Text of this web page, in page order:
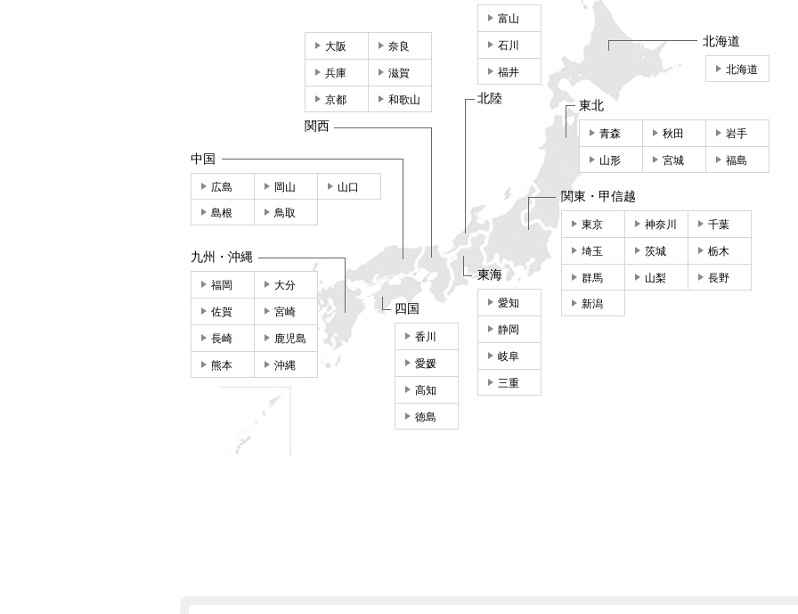
北海道
北海道
東北
青森 秋田 岩手
山形 宮城 福島
関東・甲信越
東京 神奈川 千葉
埼玉 茨城 栃木
群馬 山梨 長野
新潟
東海
愛知
静岡
岐阜
三重
富山
石川
福井
北陸
大阪 奈良
兵庫 滋賀
京都 和歌山
関西
中国
広島 岡山 山口
島根 鳥取
四国
香川
愛媛
高知
徳島
九州・沖縄
福岡 大分
佐賀 宮崎
長崎 鹿児島
熊本 沖縄